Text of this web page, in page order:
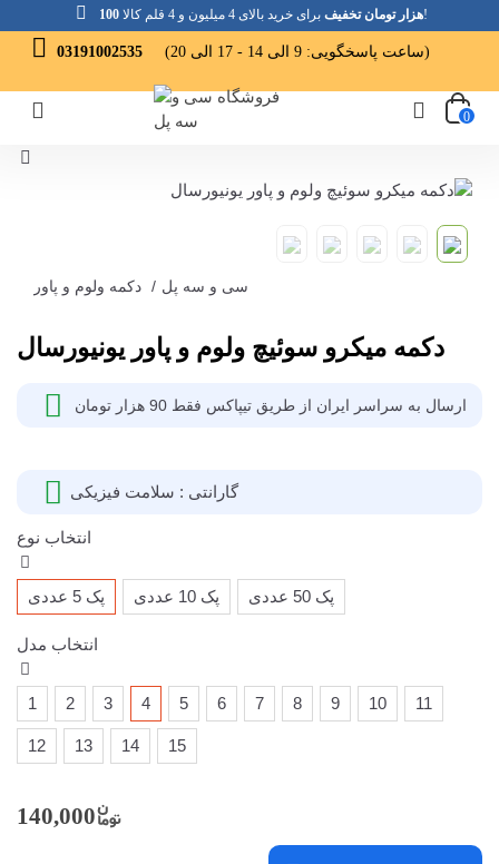
100 هزار تومان تخفیفبرای خرید بالای 4 میلیون و 4 قلم کالا!
03191002535 (ساعت پاسخگویی: 9 الی 14 - 17 الی 20)
0
سی و سه پل / دکمه ولوم و پاور
دکمه میکرو سوئیچ ولوم و پاور یونیورسال
ارسال به سراسر ایران از طریق تیپاکس فقط 90 هزار تومان
گارانتی : سلامت فیزیکی
انتخاب نوع
پک 5 عددی پک 10 عددی پک 50 عددی
انتخاب مدل
1 2 3 4 5 6 7 8 9 10 11
12 13 14 15
140,000